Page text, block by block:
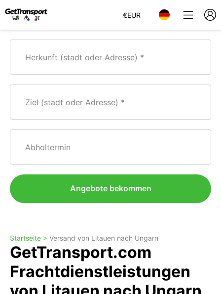
€EUR
Herkunft (stadt oder Adresse)
Ziel (stadt oder Adresse)
Abholtermin
Angebote bekommen
Startseite > Versand von Litauen nach Ungarn
GetTransport.com
Frachtdienstleistungen